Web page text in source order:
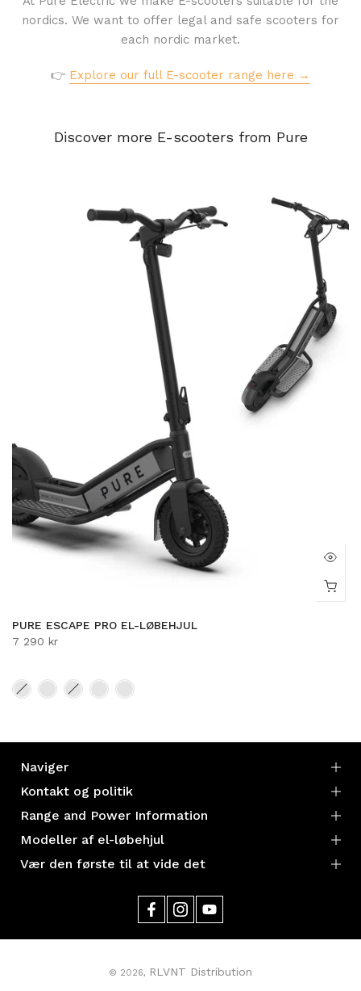
nordics. We want to offer legal and safe scooters for
each nordic market.
👉 Explore our full E-scooter range here →
Discover more E-scooters from Pure
PURE ESCAPE PRO EL-LØBEHJUL
7 290 kr
Naviger
Kontakt og politik
Range and Power Information
Modeller af el-løbehjul
Vær den første til at vide det
© 2026, RLVNT Distribution